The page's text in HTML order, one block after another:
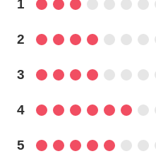
1
2
3
4
5